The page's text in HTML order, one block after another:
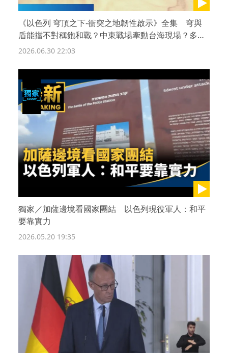
《以色列 穹頂之下-衝突之地韌性啟示》全集 穹與
盾能擋不對稱飽和戰？中東戰場牽動台海現場？多層
次防空金鐘罩挺住日常 獨家看以色列地下防彈血庫
認同撐國家韌性
2026.06.30 22:03
獨家／加薩邊境看國家團結 以色列現役軍人：和平
要靠實力
2026.05.20 19:35